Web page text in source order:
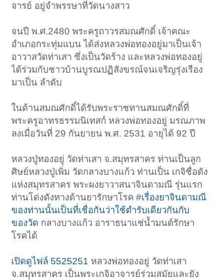
จารย์ อยู่จำพรรษาที่วัดนางสาว
จนปี พ.ศ.2480 พระครูถาวรสมณศักดิ์ เจ้าคณะ
อำเภอกระทุ่มแบน ได้ส่งหลวงพ่อทองอยู่มาเป็นเจ้า
อาวาสวัดท่าเสา ซึ่งเป็นวัดร้าง และหลวงพ่อทองอยู่
ได้ร่วมกับชาวบ้านบูรณปฏิสังขรณ์จนเจริญรุ่งเรือง
มาเป็น ลำดับ
ในด้านสมณศักดิ์ได้รับพระราชทานสมณศักดิ์ที่
พระครูอาทรธรรมนิเทสก์ หลวงพ่อทองอยู่ มรณภาพ
ลงเมื่อวันที่ 29 กันยายน พ.ศ. 2531 อายุได้ 92 ปี
หลวงปู่ทองอยู่ วัดท่าเสา จ.สมุทรสาคร ท่านเป็นลูก
ศิษย์หลวงปู่เพิ่ม วัดกลางบางแก้ว ท่านเป็น เกจิชื่อดัง
แห่งสมุทรสาคร พระผงยาวาสนาจินดามณี รุ่นแรก
ท่านโด่งดังทางด้านยารักษาโรค#เรื่องยาจินดามณี
ของท่านนั้นเป็นที่เชื่อกันว่าใช้ตำรับเดียวกันกับ
ของวัด กลางบางแก้ว อาราธนาแช่น้ำมนต์รักษา
โรคได้
เปิดดูไฟล์ 5525251 หลวงพ่อทองอยู่ วัดท่าเสา
จ.สมุทรสาคร เป็นพระเกจิอาจารย์ร่วมสมัยและยัง